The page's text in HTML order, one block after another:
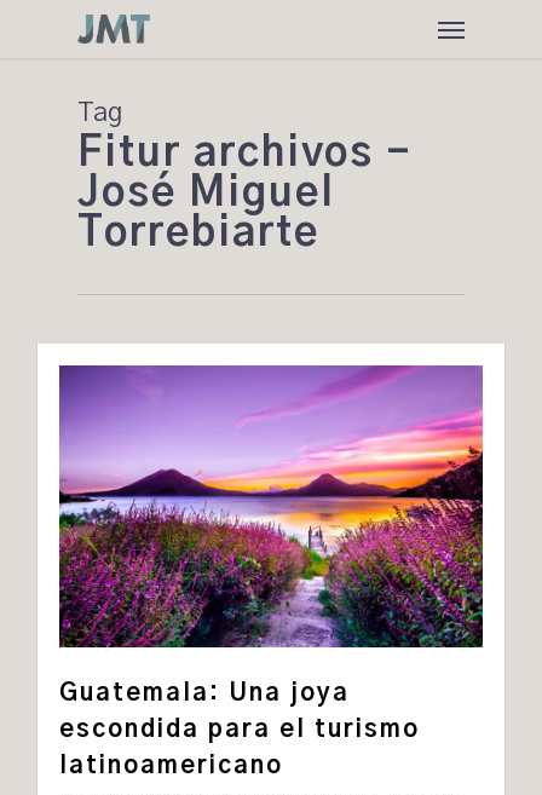
Tag
Fitur archivos -
José Miguel
Torrebiarte
Guatemala: Una joya
escondida para el turismo
latinoamericano